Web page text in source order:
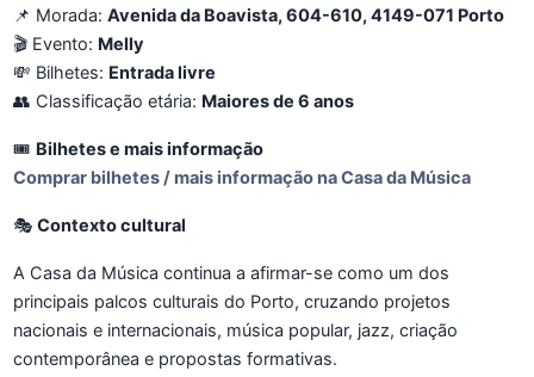
📌 Morada: Avenida da Boavista, 604-610, 4149-071 Porto
🎬 Evento: Melly
💸 Bilhetes: Entrada livre
👥 Classificação etária: Maiores de 6 anos
🎟️ Bilhetes e mais informação
Comprar bilhetes / mais informação na Casa da Música
🎭 Contexto cultural
A Casa da Música continua a afirmar-se como um dos
principais palcos culturais do Porto, cruzando projetos
nacionais e internacionais, música popular, jazz, criação
contemporânea e propostas formativas.